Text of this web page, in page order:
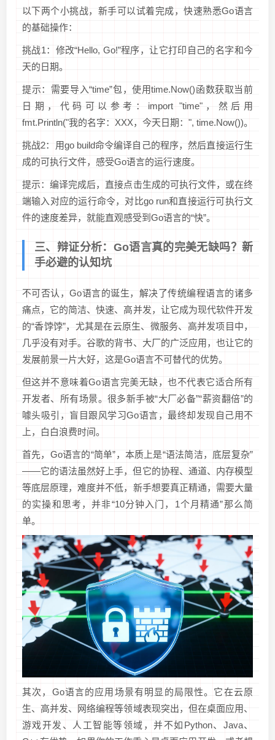
以下两个小挑战，新手可以试着完成，快速熟悉Go语言
的基础操作：
挑战1：修改“Hello, Go!”程序，让它打印自己的名字和今
天的日期。
提示：需要导入“time”包，使用time.Now()函数获取当前
日期，代码可以参考：import "time"，然后用
fmt.Println("我的名字：XXX，今天日期：", time.Now())。
挑战2：用go build命令编译自己的程序，然后直接运行生
成的可执行文件，感受Go语言的运行速度。
提示：编译完成后，直接点击生成的可执行文件，或在终
端输入对应的运行命令，对比go run和直接运行可执行文
件的速度差异，就能直观感受到Go语言的“快”。
三、辩证分析：Go语言真的完美无缺吗？新
手必避的认知坑
不可否认，Go语言的诞生，解决了传统编程语言的诸多
痛点，它的简洁、快速、高并发，让它成为现代软件开发
的“香饽饽”，尤其是在云原生、微服务、高并发项目中，
几乎没有对手。谷歌的背书、大厂的广泛应用，也让它的
发展前景一片大好，这是Go语言不可替代的优势。
但这并不意味着Go语言完美无缺，也不代表它适合所有
开发者、所有场景。很多新手被“大厂必备”“薪资翻倍”的
噱头吸引，盲目跟风学习Go语言，最终却发现自己用不
上，白白浪费时间。
首先，Go语言的“简单”，本质上是“语法简洁，底层复杂”
——它的语法虽然好上手，但它的协程、通道、内存模型
等底层原理，难度并不低，新手想要真正精通，需要大量
的实操和思考，并非“10分钟入门，1个月精通”那么简
单。
其次，Go语言的应用场景有明显的局限性。它在云原
生、高并发、网络编程等领域表现突出，但在桌面应用、
游戏开发、人工智能等领域，并不如Python、Java、